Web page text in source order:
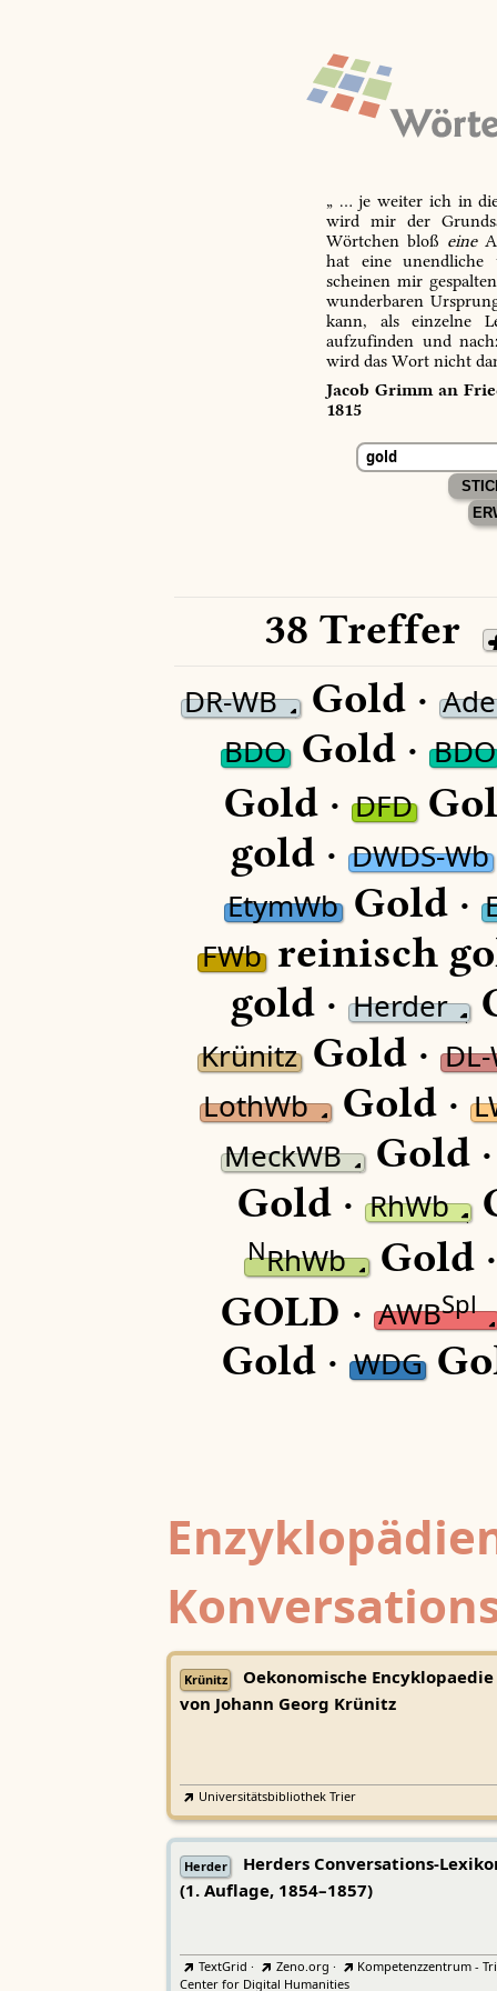
„ … je weiter ich in
wird mir der
Wörtchen bloß eine
hat eine unendliche
scheinen mir
wunderbaren
kann, als einzelne
aufzufinden und
wird das Wort nicht
Jacob Grimm an
1815
38 Treffer
DR-WB Gold ·
BDOGold · BDO
Gold · DFD
gold · DWDS-Wb
EtymWbGold ·
FWbreinisch
gold ·Herder
KrünitzGold ·
LothWb Gold ·
MeckWB Gold
Gold ·RhWb
NRhWb Gold
GOLD · AWBSpl
Gold ·WDG
Krünitz
Oekonomische Encyklopaedie
von Johann Georg Krünitz
Universitätsbibliothek Trier
Herder
Herders Conversations-
(1. Auflage, 1854–1857)
TextGrid · Zeno.org ·
Kompetenzzentrum -
Center for Digital Humanities